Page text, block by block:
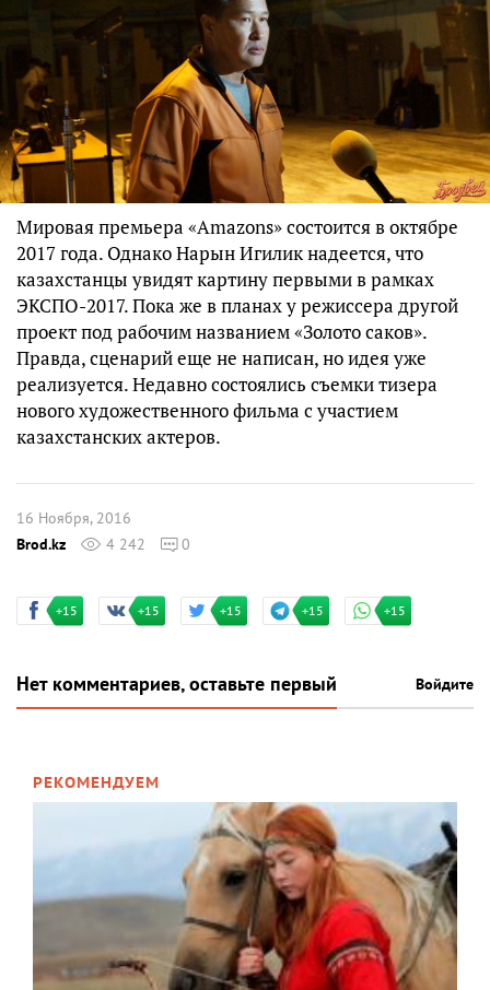
Мировая премьера «Amazons» состоится в октябре
2017 года. Однако Нарын Игилик надеется, что
казахстанцы увидят картину первыми в рамках
ЭКСПО-2017. Пока же в планах у режиссера другой
проект под рабочим названием «Золото саков».
Правда, сценарий еще не написан, но идея уже
реализуется. Недавно состоялись съемки тизера
нового художественного фильма с участием
казахстанских актеров.
16 Ноября, 2016
Brod.kz
4 242 0
+15 +15 +15 +15 +15
Нет комментариев, оставьте первый Войдите
РЕКОМЕНДУЕМ